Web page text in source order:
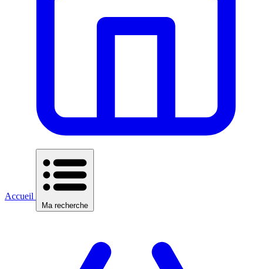
Accueil
Ma recherche